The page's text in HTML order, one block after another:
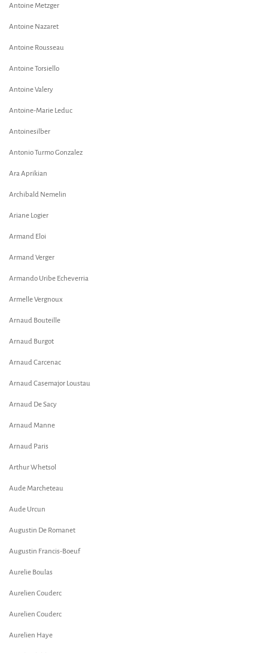
Antoine Metzger
Antoine Nazaret
Antoine Rousseau
Antoine Torsiello
Antoine Valery
Antoine-Marie Leduc
Antoinesilber
Antonio Turmo Gonzalez
Ara Aprikian
Archibald Nemelin
Ariane Logier
Armand Eloi
Armand Verger
Armando Uribe Echeverria
Armelle Vergnoux
Arnaud Bouteille
Arnaud Burgot
Arnaud Carcenac
Arnaud Casemajor Loustau
Arnaud De Sacy
Arnaud Manne
Arnaud Paris
Arthur Whetsol
Aude Marcheteau
Aude Urcun
Augustin De Romanet
Augustin Francis-Boeuf
Aurelie Boulas
Aurelien Couderc
Aurelien Couderc
Aurelien Haye